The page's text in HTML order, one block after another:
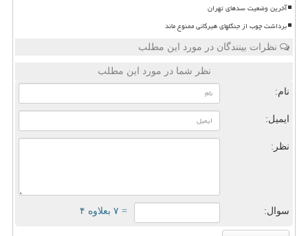
آخرین وضعیت سدهای تهران
برداشت چوب از جنگلهای هیرکانی ممنوع ماند
نظرات بینندگان در مورد این مطلب
نظر شما در مورد این مطلب
نام:
ایمیل:
نظر:
سوال: = ۷ بعلاوه ۴